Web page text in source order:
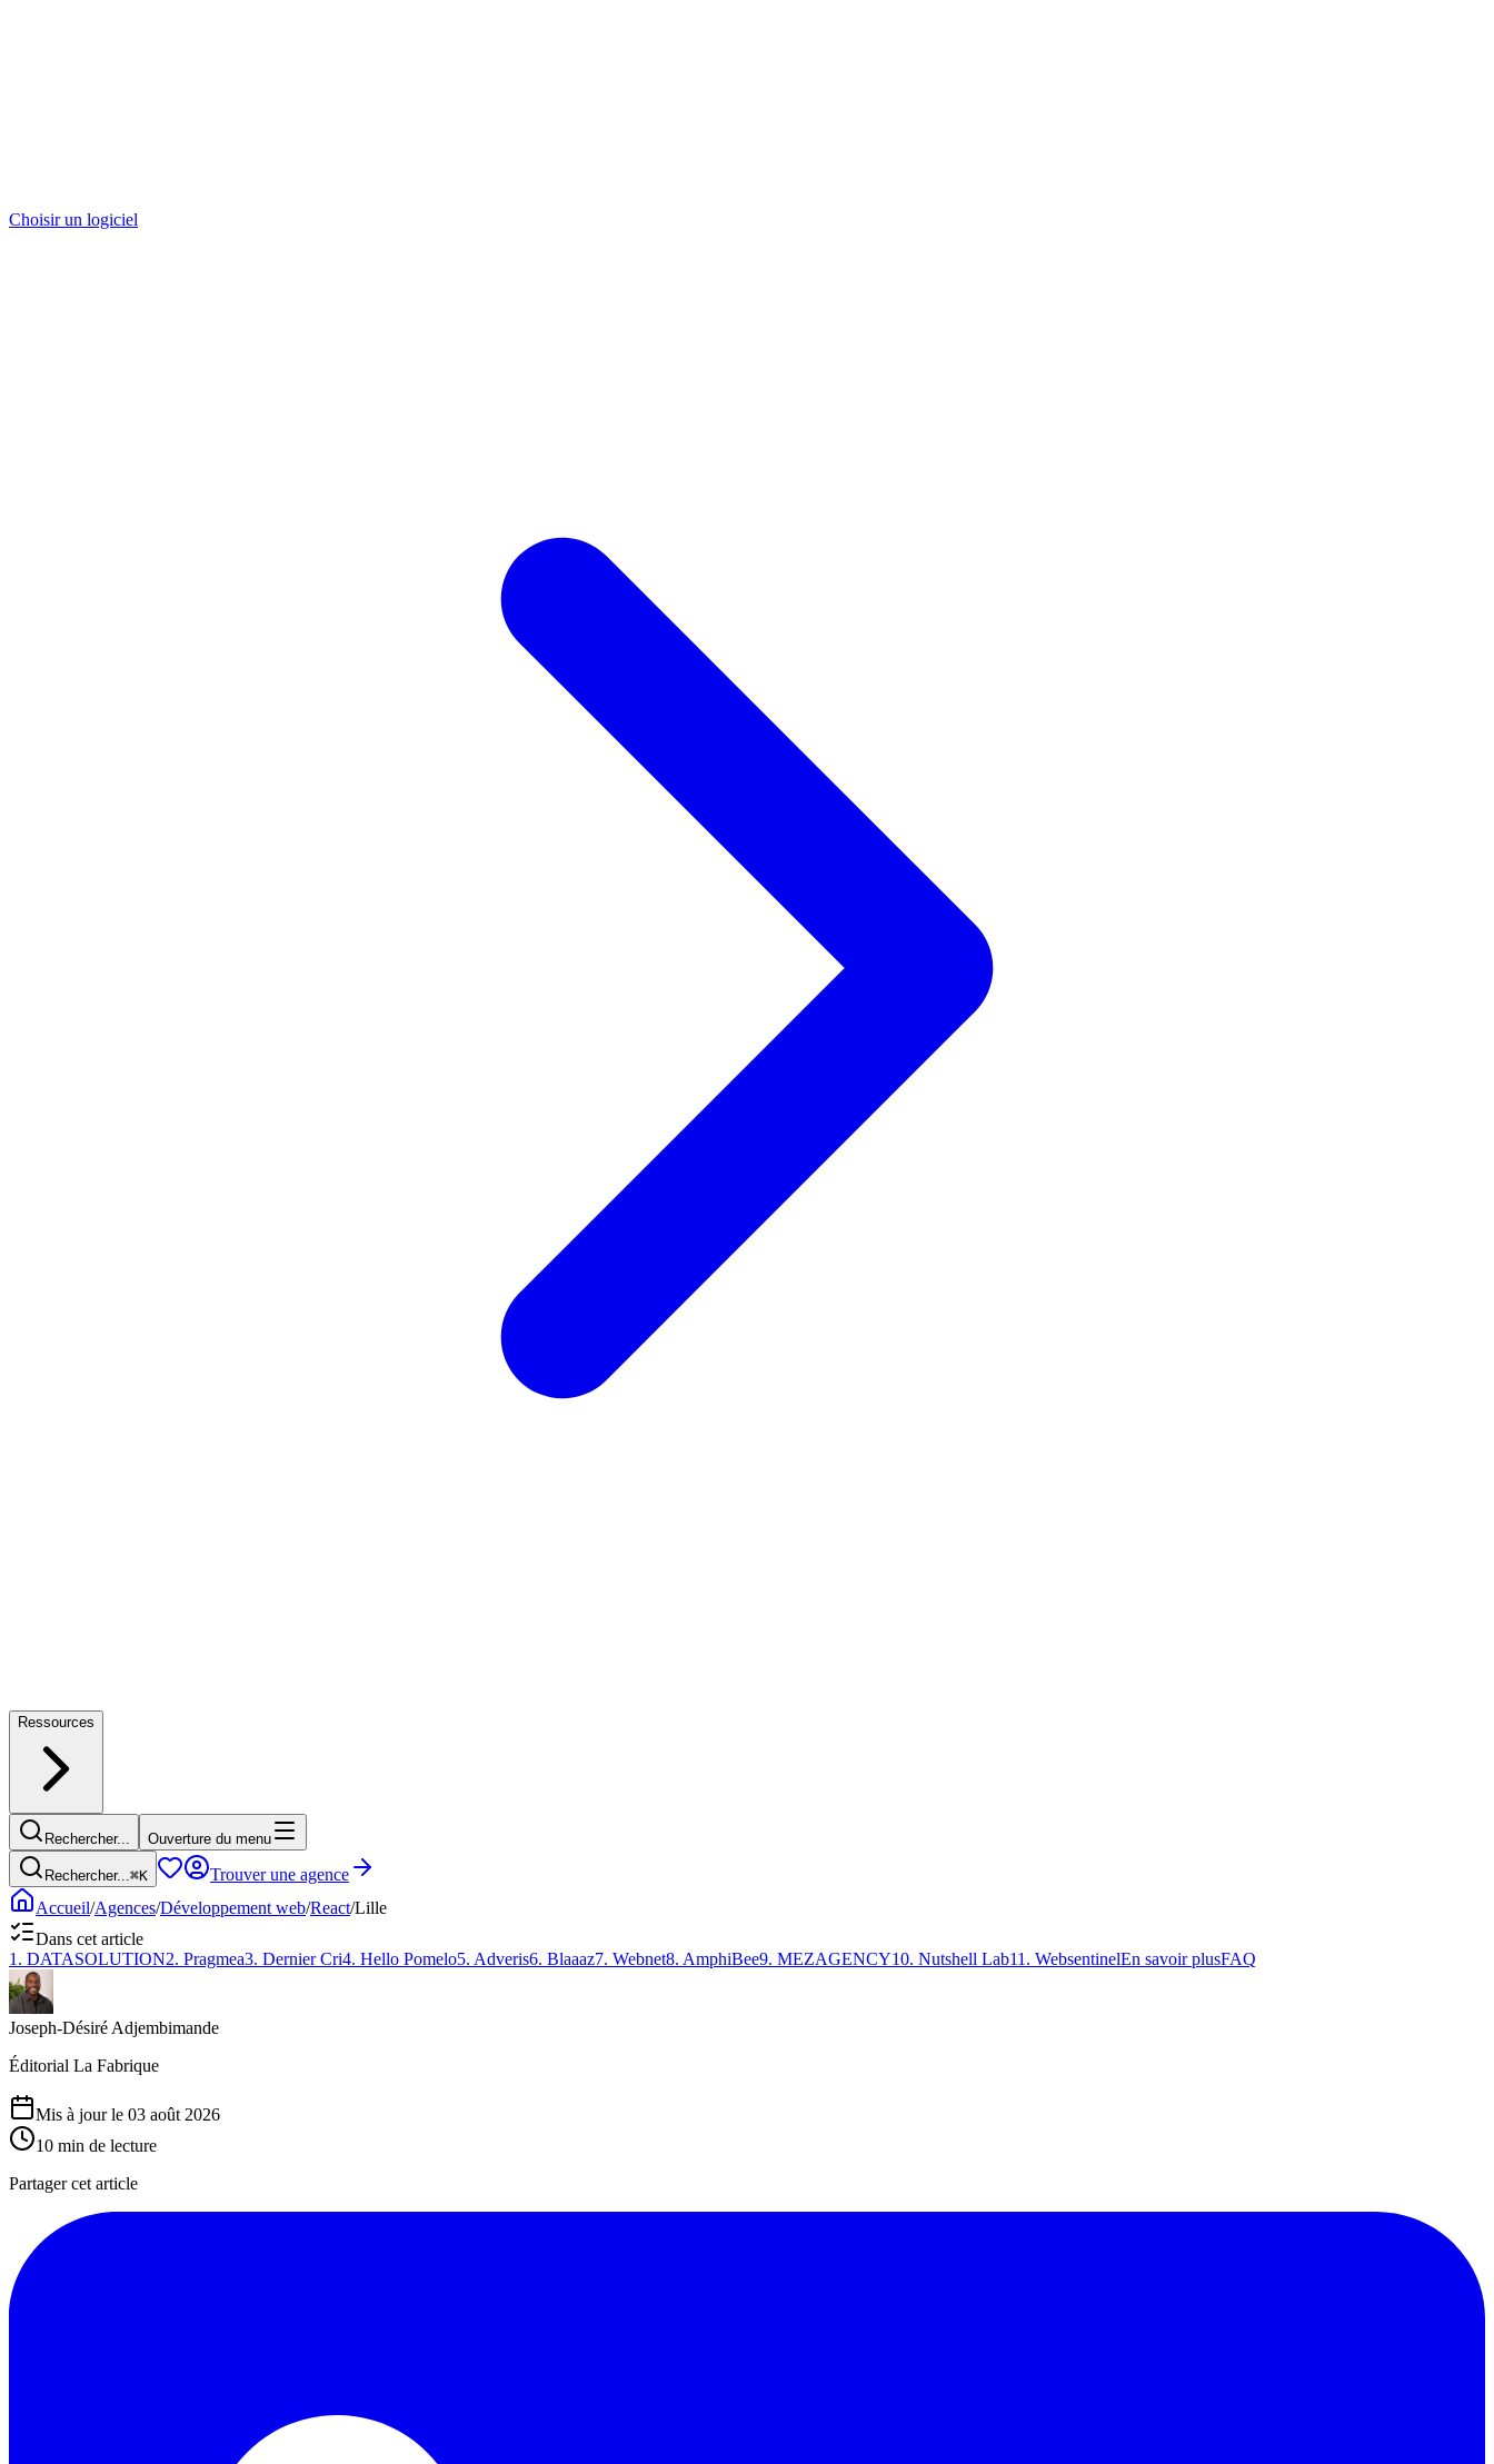
Choisir un logiciel
Ressources
Rechercher... Ouverture du menu
Rechercher...⌘K
Trouver une agence
Accueil/Agences/Développement web/React/Lille
Dans cet article
1 . DATASOLUTION2. Pragmea3. Dernier Cri4. Hello Pomelo5. Adveris6. Blaaaz7. Webnet8. AmphiBee9. MEZAGENCY10. Nutshell Lab11 . WebsentinelEn savoir plusFAQ
Joseph-Désiré Adjembimande
Éditorial La Fabrique
Mis à jour le 03 août 2026
10 min de lecture
Partager cet article